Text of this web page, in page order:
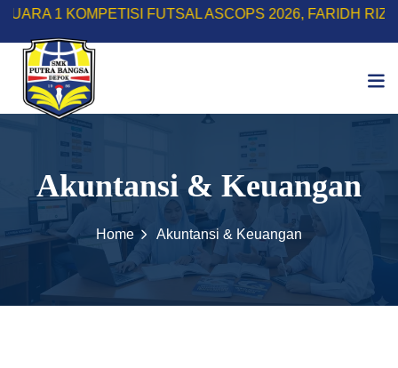
1 KOMPETISI FUTSAL ASCOPS 2026, FARIDH RIZKY
Akuntansi & Keuangan
Home Akuntansi & Keuangan